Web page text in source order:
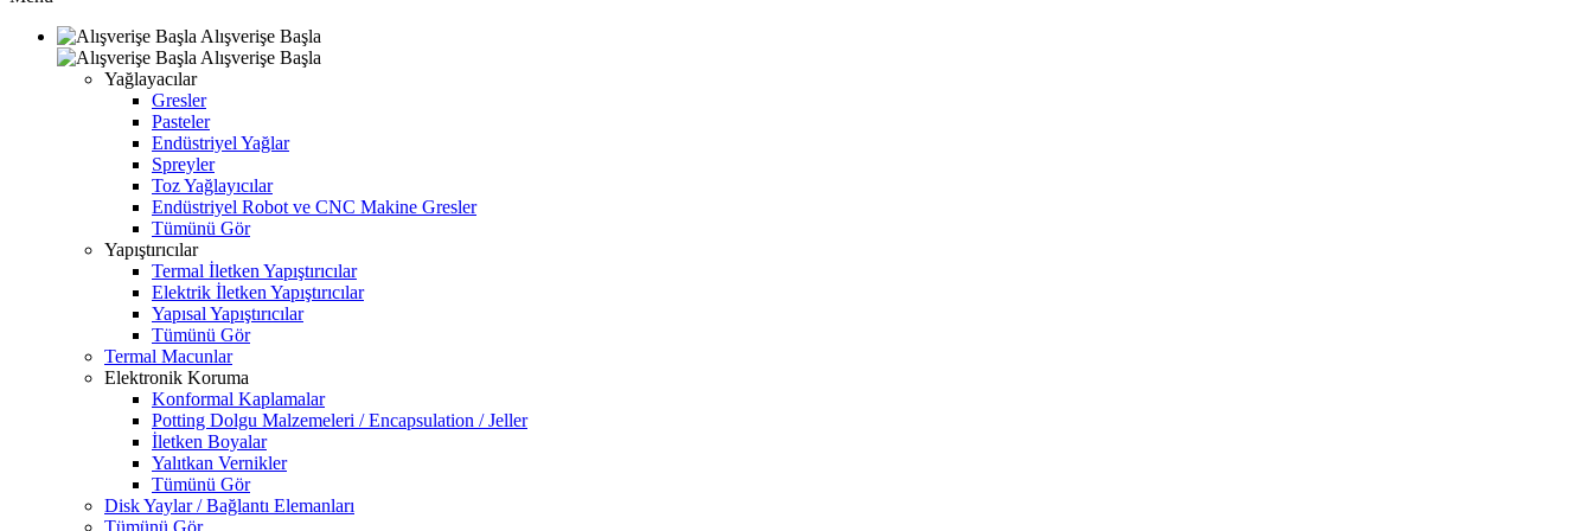
Alışverişe Başla
Alışverişe Başla
Yağlayacılar
Gresler
Pasteler
Endüstriyel Yağlar
Spreyler
Toz Yağlayıcılar
Endüstriyel Robot ve CNC Makine Gresler
Tümünü Gör
Yapıştırıcılar
Termal İletken Yapıştırıcılar
Elektrik İletken Yapıştırıcılar
Yapısal Yapıştırıcılar
Tümünü Gör
Termal Macunlar
Elektronik Koruma
Konformal Kaplamalar
Potting Dolgu Malzemeleri / Encapsulation / Jeller
İletken Boyalar
Yalıtkan Vernikler
Tümünü Gör
Disk Yaylar / Bağlantı Elemanları
Tümünü Gör